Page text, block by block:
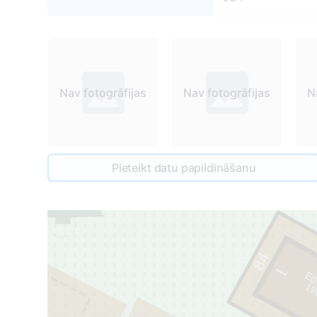
Nav fotogrāfijas Nav fotogrāfijas
Pieteikt datu papildināšanu
84 1
1967-202